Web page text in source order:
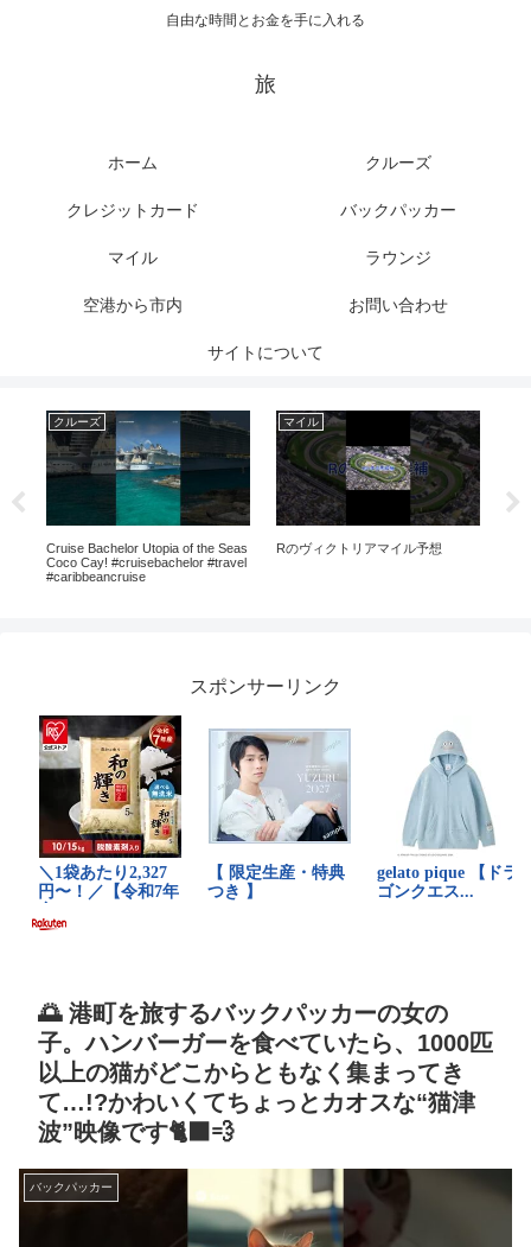
自由な時間とお金を手に入れる
旅
ホーム クルーズ
クレジットカード バックパッカー
マイル ラウンジ
空港から市内 お問い合わせ
サイトについて
クルーズ
Cruise Bachelor Utopia of the Seas
Coco Cay! #cruisebachelor #travel
#caribbeancruise
マイル
Rのヴィクトリアマイル予想
スポンサーリンク
🌅 港町を旅するバックパッカーの女の
子。ハンバーガーを食べていたら、1000匹
以上の猫がどこからともなく集まってき
て…!?かわいくてちょっとカオスな“猫津
波”映像です🐈‍⬛💨
バックパッカー